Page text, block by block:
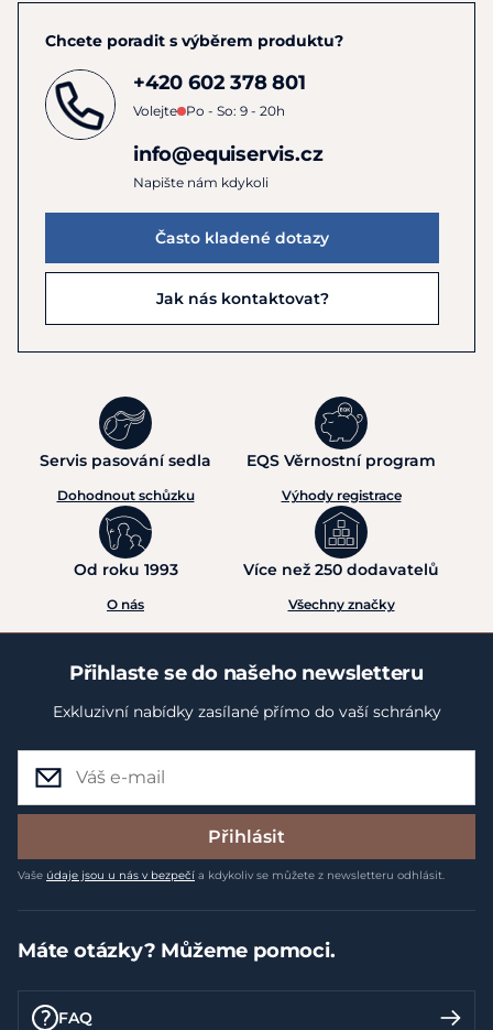
Chcete poradit s výběrem produktu?
+420 602 378 801
Volejte Po - So: 9 - 20h
info@equiservis.cz
Napište nám kdykoli
Často kladené dotazy
Jak nás kontaktovat?
Servis pasování sedla
Dohodnout schůzku
EQS Věrnostní program
Výhody registrace
Od roku 1993
O nás
Více než 250 dodavatelů
Všechny značky
Přihlaste se do našeho newsletteru
Exkluzivní nabídky zasílané přímo do vaší schránky
Přihlásit
Vaše údaje jsou u nás v bezpečí a kdykoliv se můžete z newsletteru odhlásit.
Máte otázky? Můžeme pomoci.
FAQ